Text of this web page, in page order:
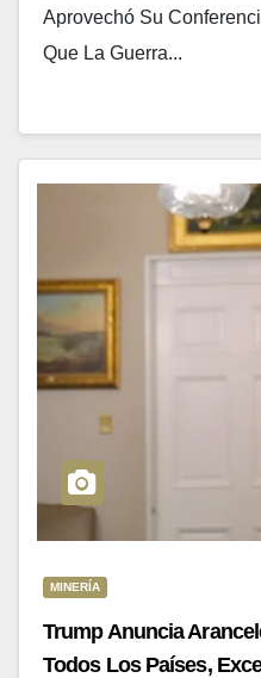
Aprovechó Su
Que La Guerra...
MINERÍA
Trump Anuncia
Todos Los Países,